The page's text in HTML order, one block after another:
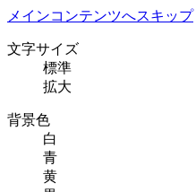
メインコンテンツへスキップ
文字サイズ
標準
拡大
背景色
白
青
黄